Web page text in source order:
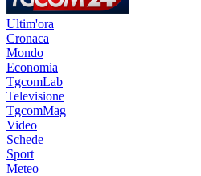
Ultim'ora
Cronaca
Mondo
Economia
TgcomLab
Televisione
TgcomMag
Video
Schede
Sport
Meteo